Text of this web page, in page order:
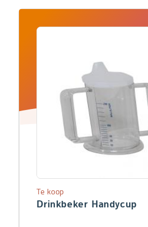
Drinkbeker Handycup
Te koop